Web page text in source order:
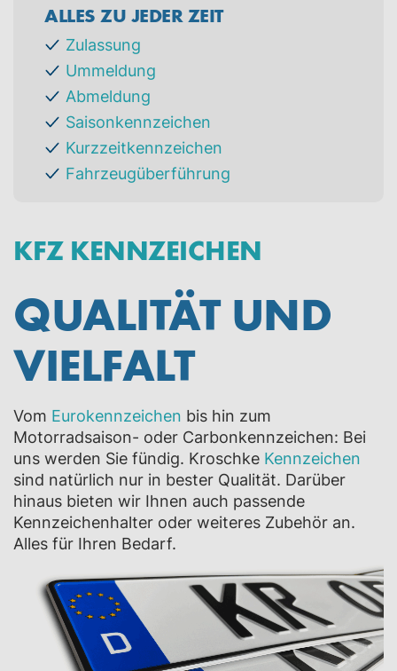
ALLES ZU JEDER ZEIT
Zulassung
Ummeldung
Abmeldung
Saisonkennzeichen
Kurzzeitkennzeichen
Fahrzeugüberführung
KFZ KENNZEICHEN
QUALITÄT UND
VIELFALT
Vom Eurokennzeichen bis hin zum
Motorradsaison- oder Carbonkennzeichen: Bei
uns werden Sie fündig. Kroschke Kennzeichen
sind natürlich nur in bester Qualität. Darüber
hinaus bieten wir Ihnen auch passende
Kennzeichenhalter oder weiteres Zubehör an.
Alles für Ihren Bedarf.